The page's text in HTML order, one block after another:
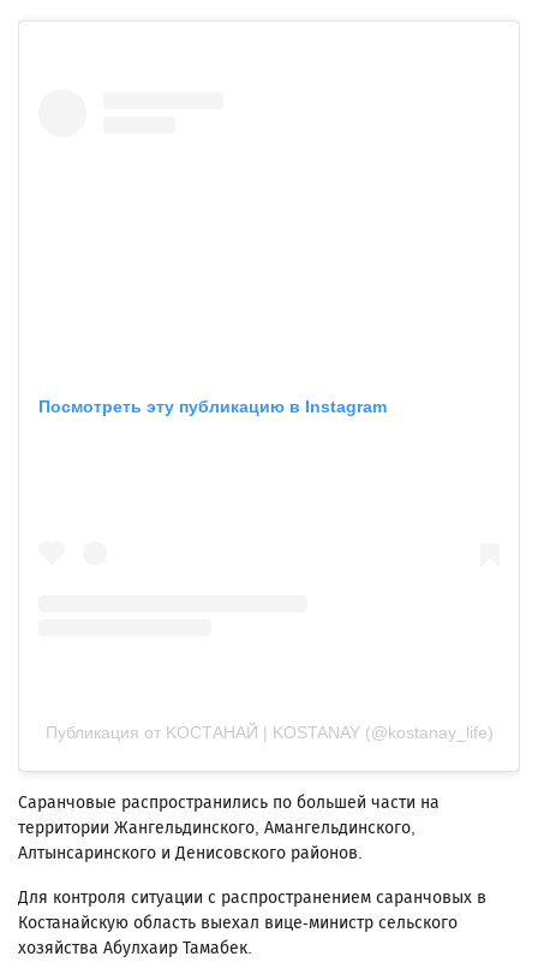
Посмотреть эту публикацию в Instagram
Публикация от KОСТАНАЙ | KOSTANAY (@kostanay_life)
Саранчовые распространились по большей части на
территории Жангельдинского, Амангельдинского,
Алтынсаринского и Денисовского районов.
Для контроля ситуации с распространением саранчовых в
Костанайскую область выехал вице-министр сельского
хозяйства Абулхаир Тамабек.